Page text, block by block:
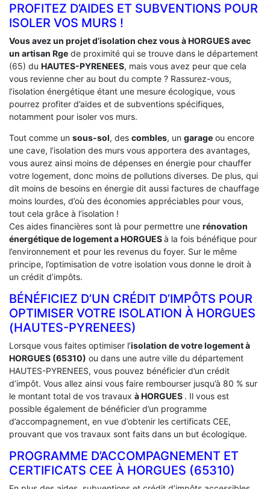
PROFITEZ D’AIDES ET SUBVENTIONS POUR
ISOLER VOS MURS !
Vous avez un projet d’isolation chez vous à HORGUES avec
un artisan Rge de proximité qui se trouve dans le département
(65) du HAUTES-PYRENEES, mais vous avez peur que cela
vous revienne cher au bout du compte ? Rassurez-vous,
l’isolation énergétique étant une mesure écologique, vous
pourrez profiter d’aides et de subventions spécifiques,
notamment pour isoler vos murs.
Tout comme un sous-sol, des combles, un garage ou encore
une cave, l’isolation des murs vous apportera des avantages,
vous aurez ainsi moins de dépenses en énergie pour chauffer
votre logement, donc moins de pollutions diverses. De plus, qui
dit moins de besoins en énergie dit aussi factures de chauffage
moins lourdes, d’où des économies appréciables pour vous,
tout cela grâce à l’isolation !
Ces aides financières sont là pour permettre une rénovation
énergétique de logement aHORGUESà la fois bénéfique pour
l’environnement et pour les revenus du foyer. Sur le même
principe, l’optimisation de votre isolation vous donne le droit à
un crédit d’impôts.
BÉNÉFICIEZ D’UN CRÉDIT D’IMPÔTS POUR
OPTIMISER VOTRE ISOLATION À ‎HORGUES
(HAUTES-PYRENEES)
Lorsque vous faites optimiser l’isolation de votre logement à
HORGUES (65310) ou dans une autre ville du département
HAUTES-PYRENEES, vous pouvez bénéficier d’un crédit
d’impôt. Vous allez ainsi vous faire rembourser jusqu’à 80 % sur
le montant total de vos travaux à HORGUES . Il vous est
possible également de bénéficier d’un programme
d’accompagnement, en vue d’obtenir les certificats CEE,
prouvant que vos travaux sont faits dans un but écologique.
PROGRAMME D’ACCOMPAGNEMENT ET
CERTIFICATS CEE À ‎HORGUES (65310)